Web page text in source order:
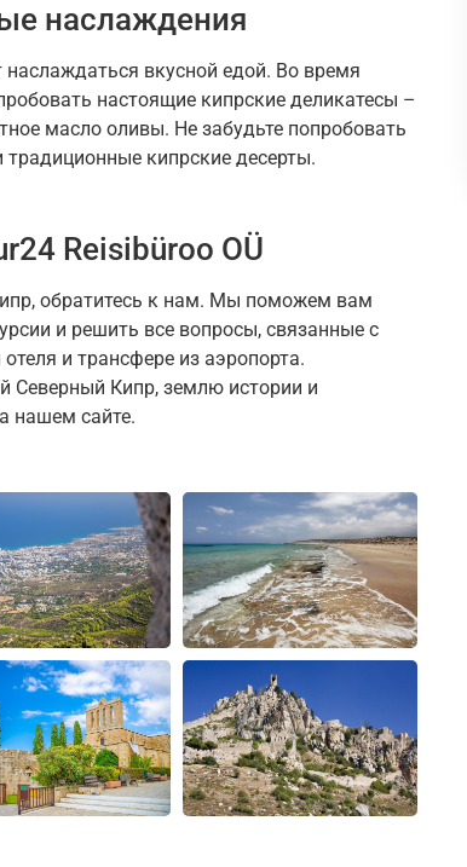
наслаждения
вкусной едой. Во время
настоящие кипрские деликатесы –
масло оливы. Не забудьте попробовать
кипрские десерты.
Reisibüroo OÜ
обратитесь к нам. Мы поможем вам
и решить все вопросы, связанные с
и трансфере из аэропорта.
Северный Кипр, землю истории и
нашем сайте.